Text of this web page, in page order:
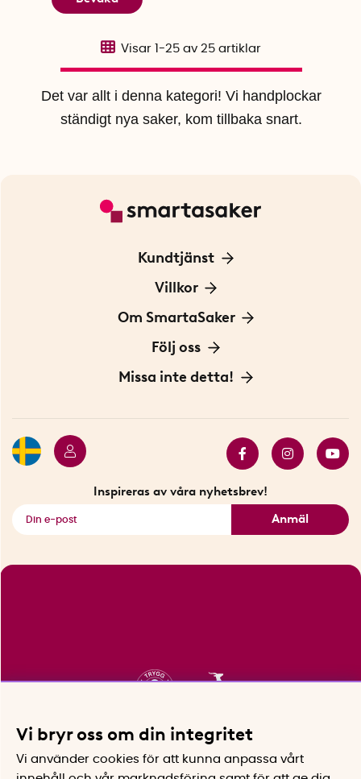
Det var allt i denna kategori! Vi handplockar
ständigt nya saker, kom tillbaka snart.
Visar 1-25 av 25 artiklar
Kundtjänst
Kontakta oss
För Företag
Villkor
Frakt och leverans
Personuppgiftspolicy
Om SmartaSaker
Om oss
Vår historia
Följ oss
Blogg: Smarta tips
Missa inte detta!
Inspireras av våra nyhetsbrev!
Anmäl
Vi bryr oss om din integritet
Vi använder cookies för att kunna anpassa vårt